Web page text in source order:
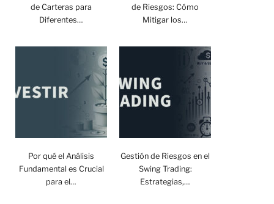
de Carteras para
Diferentes…
de Riesgos: Cómo
Mitigar los…
Por qué el Análisis
Fundamental es Crucial
para el…
Gestión de Riesgos en el
Swing Trading:
Estrategias,…